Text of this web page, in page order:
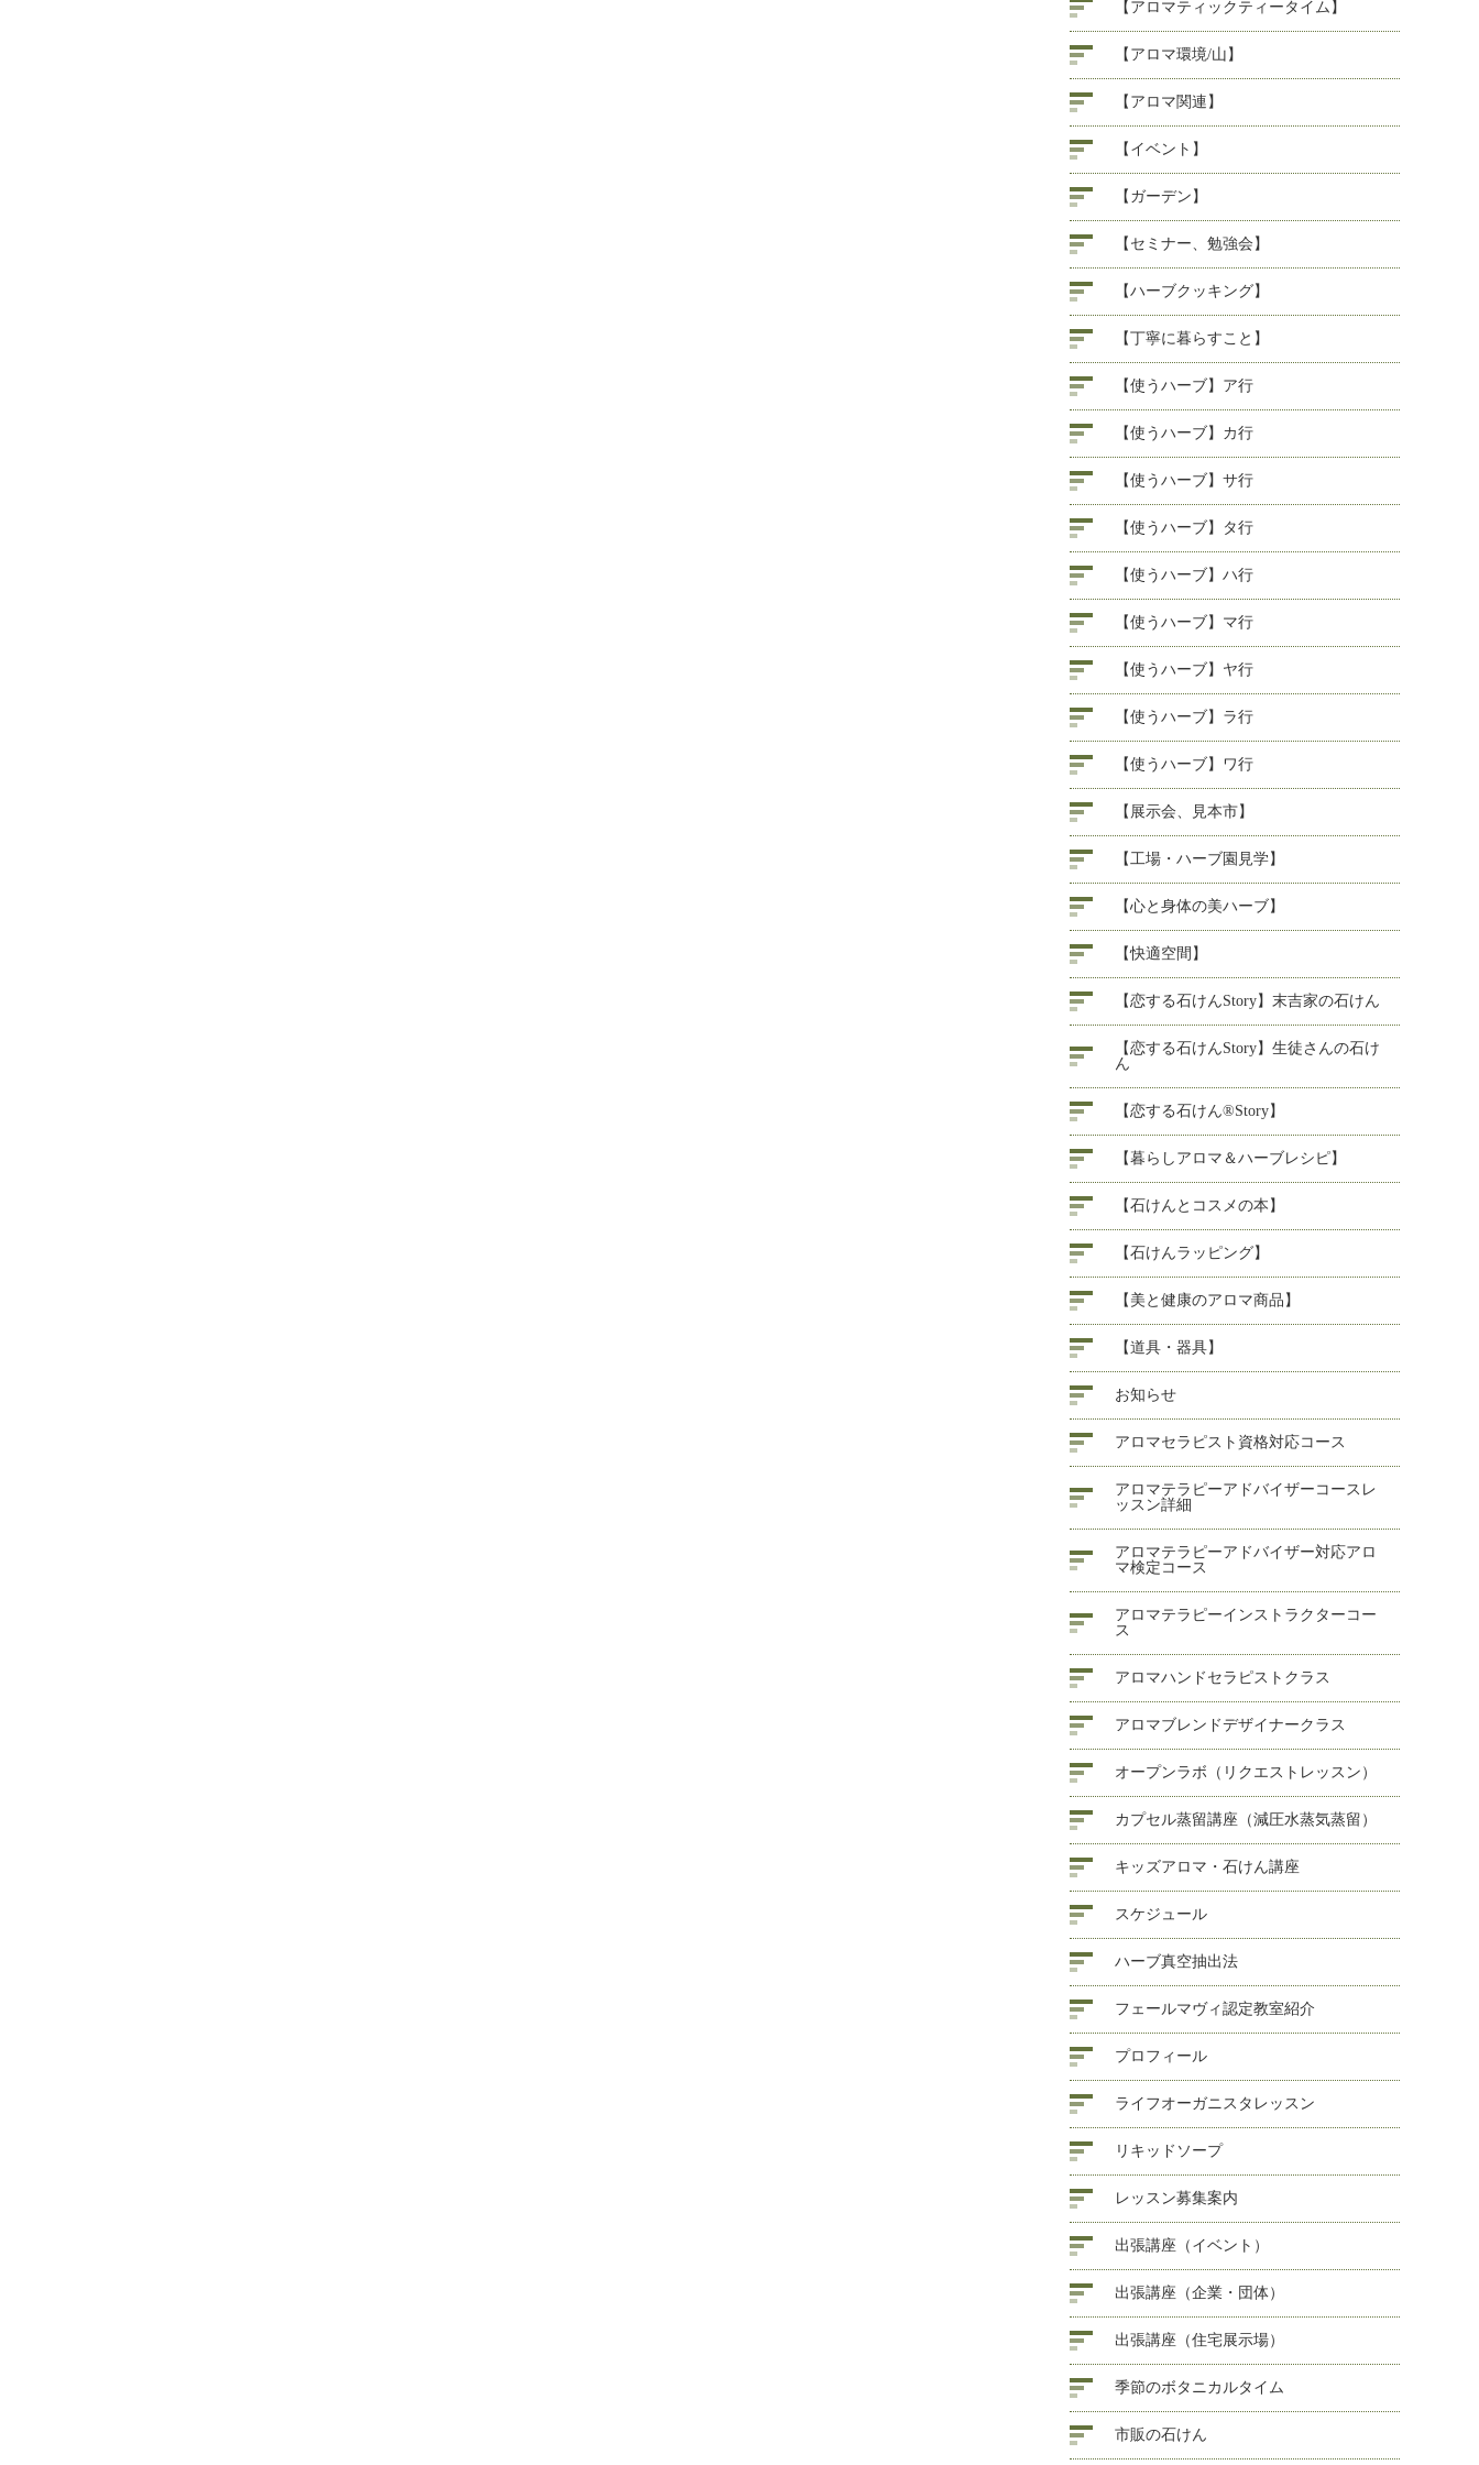
【アロマティックティータイム】
【アロマ環境/山】
【アロマ関連】
【イベント】
【ガーデン】
【セミナー、勉強会】
【ハーブクッキング】
【丁寧に暮らすこと】
【使うハーブ】ア行
【使うハーブ】カ行
【使うハーブ】サ行
【使うハーブ】タ行
【使うハーブ】ハ行
【使うハーブ】マ行
【使うハーブ】ヤ行
【使うハーブ】ラ行
【使うハーブ】ワ行
【展示会、見本市】
【工場・ハーブ園見学】
【心と身体の美ハーブ】
【快適空間】
【恋する石けんStory】末吉家の石けん
【恋する石けんStory】生徒さんの石け
ん
【恋する石けん®Story】
【暮らしアロマ＆ハーブレシピ】
【石けんとコスメの本】
【石けんラッピング】
【美と健康のアロマ商品】
【道具・器具】
お知らせ
アロマセラピスト資格対応コース
アロマテラピーアドバイザーコースレ
ッスン詳細
アロマテラピーアドバイザー対応アロ
マ検定コース
アロマテラピーインストラクターコー
ス
アロマハンドセラピストクラス
アロマブレンドデザイナークラス
オープンラボ（リクエストレッスン）
カプセル蒸留講座（減圧水蒸気蒸留）
キッズアロマ・石けん講座
スケジュール
ハーブ真空抽出法
フェールマヴィ認定教室紹介
プロフィール
ライフオーガニスタレッスン
リキッドソープ
レッスン募集案内
出張講座（イベント）
出張講座（企業・団体）
出張講座（住宅展示場）
季節のボタニカルタイム
市販の石けん